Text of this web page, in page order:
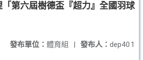
第六屆樹德盃『超力』全國羽球
發布人： dep401
發布單位： 體育組 |